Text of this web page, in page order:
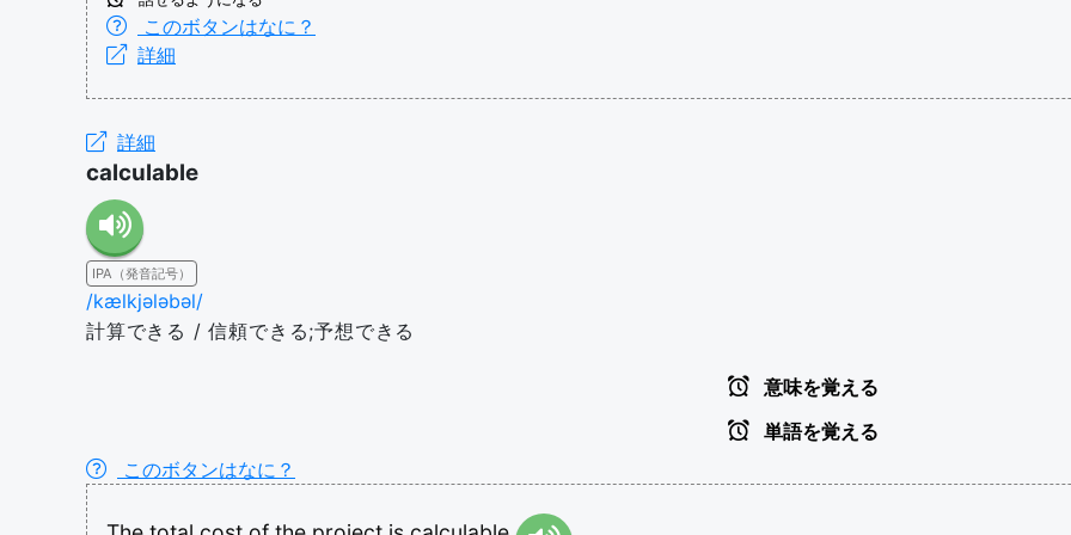
このボタンはなに？
詳細
詳細
calculable
IPA（発音記号）
/kælkjələbəl/
計算できる / 信頼できる;予想できる
意味を覚える
単語を覚える
このボタンはなに？